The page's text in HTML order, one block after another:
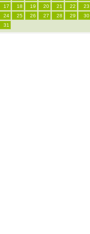
17
18 19 20 21 22
23
24
25 26 27 28 29
30
31